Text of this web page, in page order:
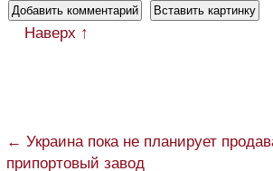
Наверх ↑
← Украина пока не планирует
припортовый завод